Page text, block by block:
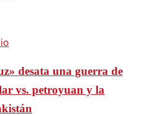
desata una guerra de
vs. petroyuan y la